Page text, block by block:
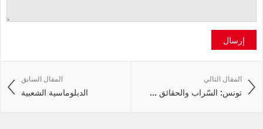
إرسال
المقال السابق
الدبلوماسية الشعبية
المقال التالي
تونس: السّراب والحقائق ...